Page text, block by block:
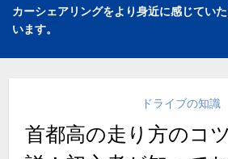
カーシェアリングをより身近に感じてい
います。
ドライブの知識
首都高の走り方のコ